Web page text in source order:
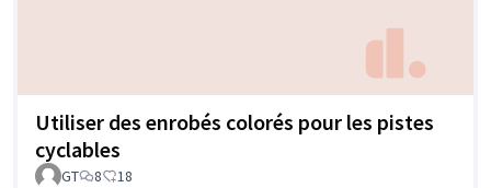
Utiliser des enrobés colorés pour les pistes
cyclables
GT 8 18